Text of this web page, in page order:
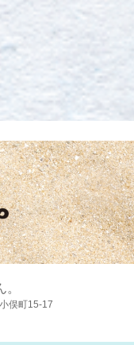
俣町15-17